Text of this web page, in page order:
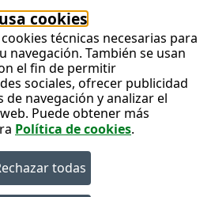
cookies
técnicas necesarias para
También se usan
el fin de permitir
sociales, ofrecer publicidad
de navegación y analizar el
Puede obtener más
Política de cookies.